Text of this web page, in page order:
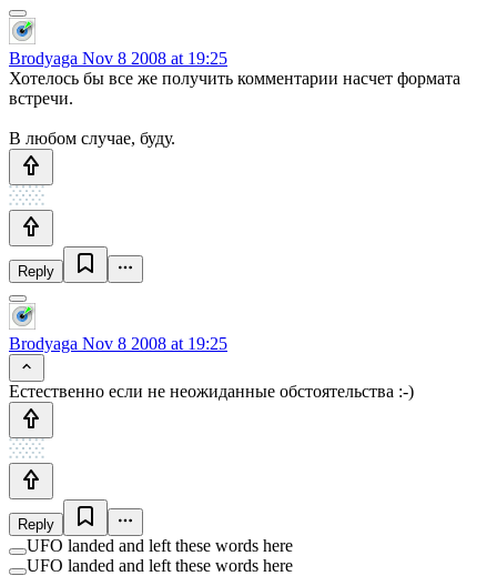
Brodyaga Nov 8 2008 at 19:25
Хотелось бы все же получить комментарии насчет формата
встречи.
В любом случае, буду.
Reply
Brodyaga Nov 8 2008 at 19:25
Естественно если не неожиданные обстоятельства :-)
Reply
UFO landed and left these words here
UFO landed and left these words here